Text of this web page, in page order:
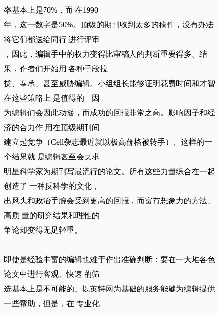
率基本上是70%，而 在1990
年，这一数字是50%。顶级的期刊收到太多的稿件，没有办法
将它们都送给同行 进行评审
，因此，编辑手中的权力变得比审稿人的判断重要得多。结
果，作者们开始用 各种手段拉
拢、奉承、甚至威胁编辑。小组组长能够证明花费时间和才智
在这些策略上 是值得的，因
为编辑们会因此动摇，而成功的回报非常之高。影响因子和经
济的合力作 用在顶级期刊间
建立起竞争（Cell杂志最近就以极高价格被转手）。这样的一
个结果就 是编辑甚至会央求
明星科学家为期刊写最流行的论文。所有这些力量综合在一起
创造了 一种反科学的文化，
出风头和政治手腕会受到更高的回报，而富有想象力的方法、
高质 量的研究结果和理性的
争论却变得无足轻重。
即使是经验丰富的编辑也难于作出准确判断：要在一大堆各色
论文中进行客观、快速 的筛
选基本上是不可能的。以英特网为基础的服务能够为编辑提供
一些帮助，但是，在 专业化